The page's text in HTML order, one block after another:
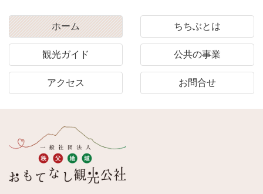
ホーム ちちぶとは
観光ガイド 公共の事業
アクセス お問合せ